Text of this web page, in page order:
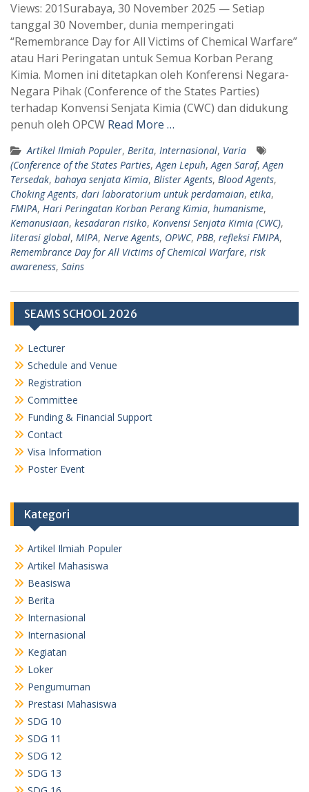
a
t
s
A
p
p
e
g
r
a
m
Views: 201Surabaya, 30 November 2025 — Setiap
tanggal 30 November, dunia memperingati
“Remembrance Day for All Victims of Chemical Warfare”
atau Hari Peringatan untuk Semua Korban Perang
Kimia. Momen ini ditetapkan oleh Konferensi Negara-
Negara Pihak (Conference of the States Parties)
terhadap Konvensi Senjata Kimia (CWC) dan didukung
penuh oleh OPCW Read More …
Artikel Ilmiah Populer, Berita, Internasional, Varia
(Conference of the States Parties,Agen Lepuh,Agen Saraf,Agen
Tersedak, bahaya senjata Kimia, Blister Agents, Blood Agents,
Choking Agents, dari laboratorium untuk perdamaian, etika,
FMIPA, Hari Peringatan Korban Perang Kimia, humanisme,
Kemanusiaan, kesadaran risiko, Konvensi Senjata Kimia (CWC),
literasi global, MIPA, Nerve Agents, OPWC, PBB, refleksi FMIPA,
Remembrance Day for All Victims of Chemical Warfare, risk
awareness, Sains
SEAMS SCHOOL 2026
Lecturer
Schedule and Venue
Registration
Committee
Funding & Financial Support
Contact
Visa Information
Poster Event
Kategori
Artikel Ilmiah Populer
Artikel Mahasiswa
Beasiswa
Berita
Internasional
Internasional
Kegiatan
Loker
Pengumuman
Prestasi Mahasiswa
SDG 10
SDG 11
SDG 12
SDG 13